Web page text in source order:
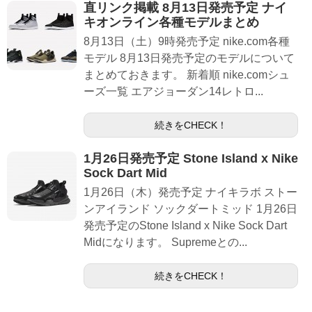
直リンク掲載 8月13日発売予定 ナイ
キオンライン各種モデルまとめ
8月13日（土）9時発売予定 nike.com各種
モデル 8月13日発売予定のモデルについて
まとめておきます。 新着順 nike.comシュ
ーズ一覧 エアジョーダン14レトロ...
続きをCHECK！
1月26日発売予定 Stone Island x Nike
Sock Dart Mid
1月26日（木）発売予定 ナイキラボ ストー
ンアイランド ソックダートミッド 1月26日
発売予定のStone Island x Nike Sock Dart
Midになります。 Supremeとの...
続きをCHECK！